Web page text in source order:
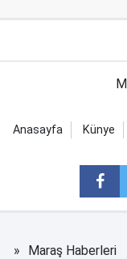
Anasayfa Künye
Maraş Haberleri